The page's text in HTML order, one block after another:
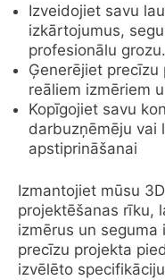
Izveidojiet savu
izkārtojumus,
profesionālu grozu.
Ģenerējiet
reāliem izmēriem
Kopīgojiet savu
darbuzņēmēju vai
apstiprināšanai
Izmantojiet mūsu
projektēšanas rīku,
izmērus un seguma
precīzu projekta
izvēlēto